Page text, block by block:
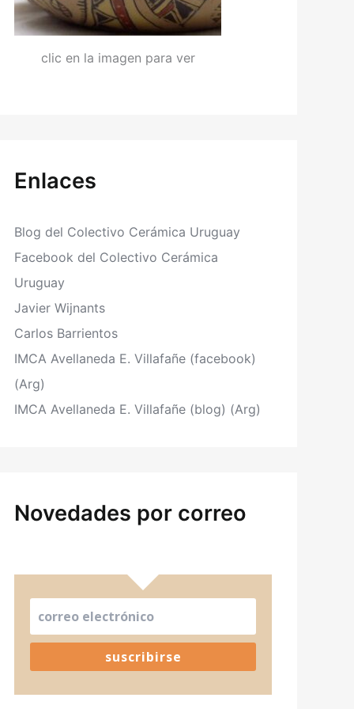
clic en la imagen para ver
Enlaces
Blog del Colectivo Cerámica Uruguay
Facebook del Colectivo Cerámica
Uruguay
Javier Wijnants
Carlos Barrientos
IMCA Avellaneda E. Villafañe (facebook)
(Arg)
IMCA Avellaneda E. Villafañe (blog) (Arg)
Novedades por correo
suscribirse